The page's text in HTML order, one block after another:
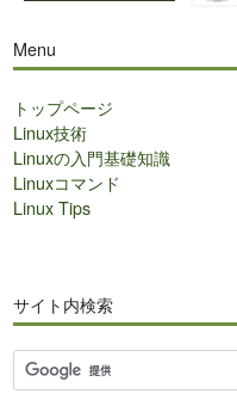
Menu
トップページ
Linux技術
Linuxの入門基礎知識
Linuxコマンド
Linux Tips
サイト内検索
サ
イ